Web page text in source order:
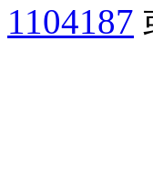
1104187